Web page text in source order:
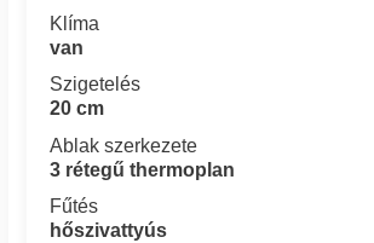
Klíma
van
Szigetelés
20 cm
Ablak szerkezete
3 rétegű thermoplan
Fűtés
hőszivattyús